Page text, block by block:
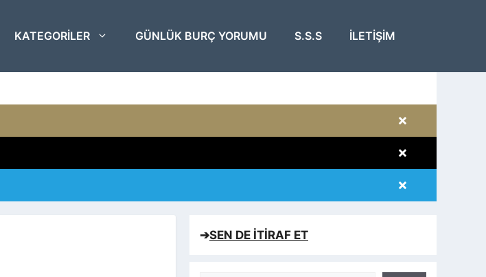
KATEGORILER GÜNLÜK BURÇ YORUMU S.S.S İLETIŞIM
×
×
×
➔SEN DE İTİRAF ET